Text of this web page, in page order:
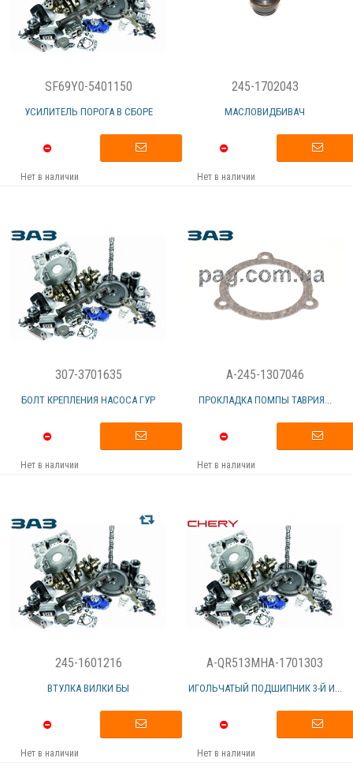
SF69Y0-5401150
УСИЛИТЕЛЬ ПОРОГА В СБОРЕ
Нет в наличии
245-1702043
МАСЛОВИДБИВАЧ
Нет в наличии
307-3701635
БОЛТ КРЕПЛЕНИЯ НАСОСА ГУР
Нет в наличии
A-245-1307046
ПРОКЛАДКА ПОМПЫ ТАВРИЯ...
Нет в наличии
245-1601216
ВТУЛКА ВИЛКИ БЫ
Нет в наличии
A-QR513MHA-1701303
ИГОЛЬЧАТЫЙ ПОДШИПНИК 3-Й И...
Нет в наличии